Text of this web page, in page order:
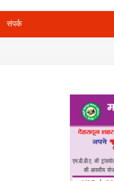
संपर्क